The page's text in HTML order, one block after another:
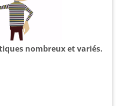
nombreux et variés.